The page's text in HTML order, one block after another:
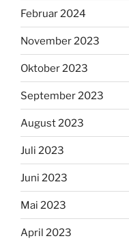
Februar 2024
November 2023
Oktober 2023
September 2023
August 2023
Juli 2023
Juni 2023
Mai 2023
April 2023